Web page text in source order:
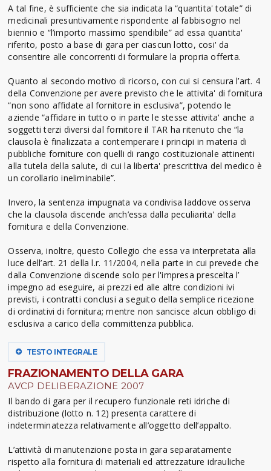
A tal fine, è sufficiente che sia indicata la “quantita' totale” di
medicinali presuntivamente rispondente al fabbisogno nel
biennio e “l’importo massimo spendibile” ad essa quantita'
riferito, posto a base di gara per ciascun lotto, cosi' da
consentire alle concorrenti di formulare la propria offerta.
Quanto al secondo motivo di ricorso, con cui si censura l’art. 4
della Convenzione per avere previsto che le attivita' di fornitura
“non sono affidate al fornitore in esclusiva”, potendo le
aziende “affidare in tutto o in parte le stesse attivita' anche a
soggetti terzi diversi dal fornitore il TAR ha ritenuto che “la
clausola è finalizzata a contemperare i principi in materia di
pubbliche forniture con quelli di rango costituzionale attinenti
alla tutela della salute, di cui la liberta' prescrittiva del medico è
un corollario ineliminabile”.
Invero, la sentenza impugnata va condivisa laddove osserva
che la clausola discende anch’essa dalla peculiarita' della
fornitura e della Convenzione.
Osserva, inoltre, questo Collegio che essa va interpretata alla
luce dell’art. 21 della l.r. 11/2004, nella parte in cui prevede che
dalla Convenzione discende solo per l'impresa prescelta l’
impegno ad eseguire, ai prezzi ed alle altre condizioni ivi
previsti, i contratti conclusi a seguito della semplice ricezione
di ordinativi di fornitura; mentre non sancisce alcun obbligo di
esclusiva a carico della committenza pubblica.
TESTO INTEGRALE
FRAZIONAMENTO DELLA GARA
AVCP DELIBERAZIONE 2007
Il bando di gara per il recupero funzionale reti idriche di
distribuzione (lotto n. 12) presenta carattere di
indeterminatezza relativamente all’oggetto dell’appalto.
L’attività di manutenzione posta in gara separatamente
rispetto alla fornitura di materiali ed attrezzature idrauliche